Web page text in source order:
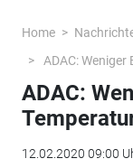
Home
ADAC:
ADAC:
12.02.2020 09:00